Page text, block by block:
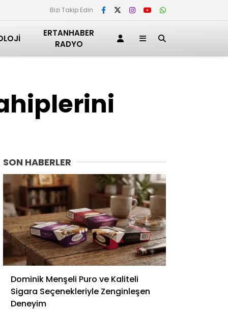
Bizi Takip Edin
ERTANHABER
RADYO
SON HABERLER
Dominik Menşeli Puro ve Kaliteli
Sigara Seçenekleriyle Zenginleşen
Deneyim
Adana
Adıyaman
Afyonkarahisar